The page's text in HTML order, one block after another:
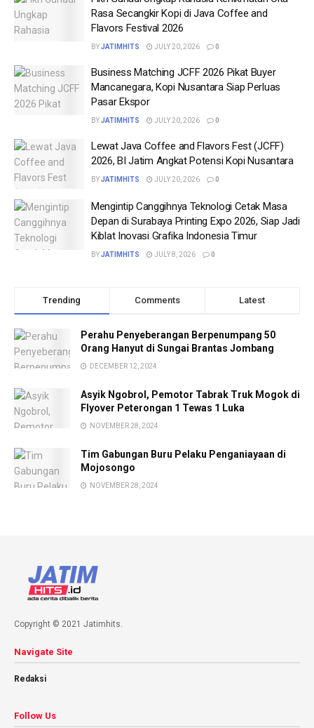
Rasa Secangkir Kopi di Java Coffee and
Flavors Festival 2026
BYJATIMHITS JULY 20, 2026 0
Business Matching JCFF 2026 Pikat Buyer
Mancanegara, Kopi Nusantara Siap Perluas
Pasar Ekspor
BYJATIMHITS JULY 20, 2026 0
Lewat Java Coffee and Flavors Fest (JCFF)
2026, BI Jatim Angkat Potensi Kopi Nusantara
BYJATIMHITS JULY 20, 2026 0
Mengintip Canggihnya Teknologi Cetak Masa
Depan di Surabaya Printing Expo 2026, Siap Jadi
Kiblat Inovasi Grafika Indonesia Timur
BYJATIMHITS JULY 8, 2026 0
Trending Comments Latest
Perahu Penyeberangan Berpenumpang 50
Orang Hanyut di Sungai Brantas Jombang
DECEMBER 12, 2024
Asyik Ngobrol, Pemotor Tabrak Truk Mogok di
Flyover Peterongan 1 Tewas 1 Luka
NOVEMBER 28, 2024
Tim Gabungan Buru Pelaku Penganiayaan di
Mojosongo
NOVEMBER 28, 2024
Copyright © 2021 Jatimhits.
Navigate Site
Redaksi
Follow Us